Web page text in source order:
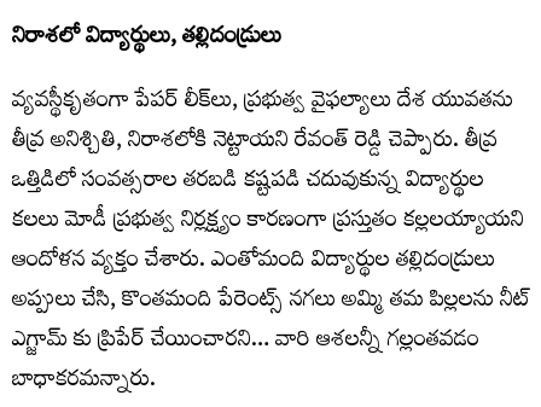
నిరాశలో విద్యార్థులు, తల్లిదండ్రులు
వ్యవస్థీకృతంగా పేపర్ లీక్‌లు, ప్రభుత్వ వైఫల్యాలు దేశ యువత‌ను
తీవ్ర అనిశ్చితి, నిరాశలోకి నెట్టాయ‌ని రేవంత్ రెడ్డి చెప్పారు. తీవ్ర
ఒత్తిడిలో సంవత్సరాల తరబడి కష్టపడి చదువుకున్న విద్యార్థుల
కలలు మోడీ ప్ర‌భుత్వ నిర్లక్ష్యం కార‌ణంగా ప్రస్తుతం కల్లలయ్యాయ‌ని
ఆందోళన వ్యక్తం చేశారు. ఎంతోమంది విద్యార్థుల తల్లిదండ్రులు
అప్పులు చేసి, కొంత‌మంది పేరెంట్స్ నగలు అమ్మి త‌మ పిల్ల‌ల‌ను నీట్
ఎగ్జామ్ కు ప్రిపేర్ చేయించార‌ని… వారి ఆశ‌ల‌న్నీ గ‌ల్లంత‌వ‌డం
బాధాక‌ర‌మ‌న్నారు.